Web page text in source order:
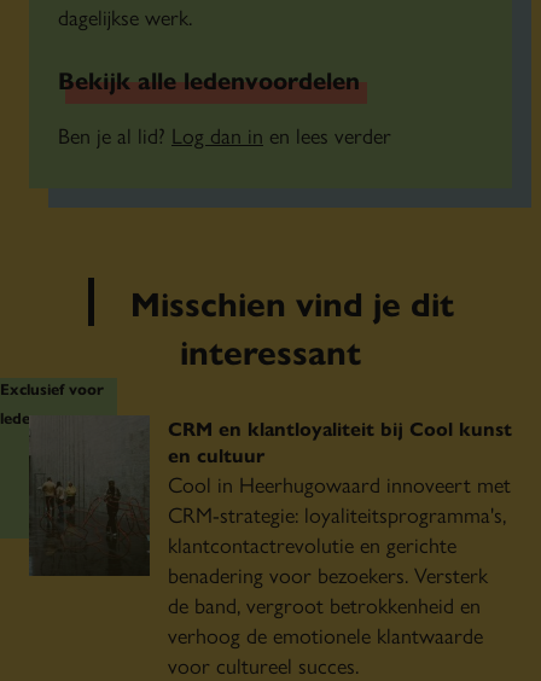
dagelijkse werk.
Bekijk alle ledenvoordelen
Ben je al lid? Log dan in en lees verder
Misschien vind je dit
interessant
Exclusief voor
leden
CRM en klantloyaliteit bij Cool kunst
en cultuur
Cool in Heerhugowaard innoveert met
CRM-strategie: loyaliteitsprogramma's,
klantcontactrevolutie en gerichte
benadering voor bezoekers. Versterk
de band, vergroot betrokkenheid en
verhoog de emotionele klantwaarde
voor cultureel succes.